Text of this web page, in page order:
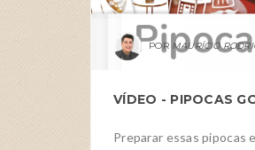
MAURÍCIO
VÍDEO - PIPOCAS
Preparar essas pipocas